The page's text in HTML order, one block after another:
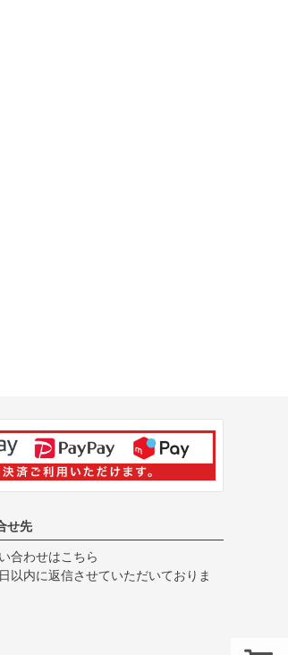
せ先
合わせはこちら
以内に返信させていただいておりま